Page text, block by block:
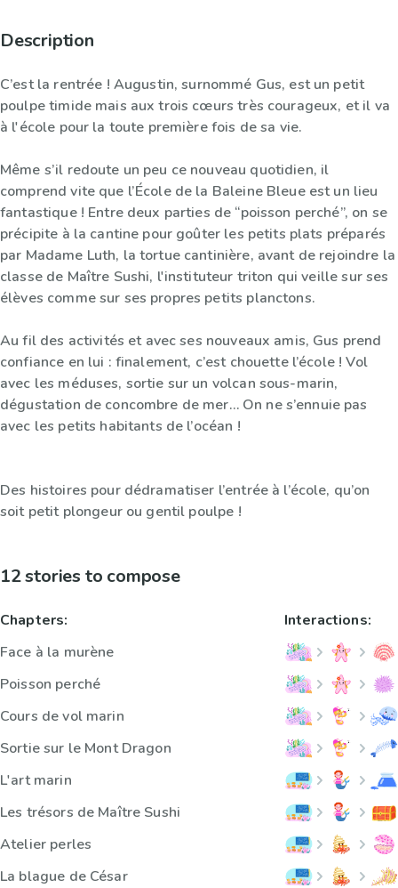
Description
C’est la rentrée ! Augustin, surnommé Gus, est un petit
poulpe timide mais aux trois cœurs très courageux, et il va
à l'école pour la toute première fois de sa vie.
Même s’il redoute un peu ce nouveau quotidien, il
comprend vite que l’École de la Baleine Bleue est un lieu
fantastique ! Entre deux parties de “poisson perché”, on se
précipite à la cantine pour goûter les petits plats préparés
par Madame Luth, la tortue cantinière, avant de rejoindre la
classe de Maître Sushi, l'instituteur triton qui veille sur ses
élèves comme sur ses propres petits planctons.
Au fil des activités et avec ses nouveaux amis, Gus prend
confiance en lui : finalement, c’est chouette l’école ! Vol
avec les méduses, sortie sur un volcan sous-marin,
dégustation de concombre de mer… On ne s’ennuie pas
avec les petits habitants de l’océan !
Des histoires pour dédramatiser l’entrée à l’école, qu’on
soit petit plongeur ou gentil poulpe !
12 stories to compose
Chapters:
Face à la murène
Poisson perché
Cours de vol marin
Sortie sur le Mont Dragon
L'art marin
Les trésors de Maître Sushi
Atelier perles
La blague de César
Interactions: